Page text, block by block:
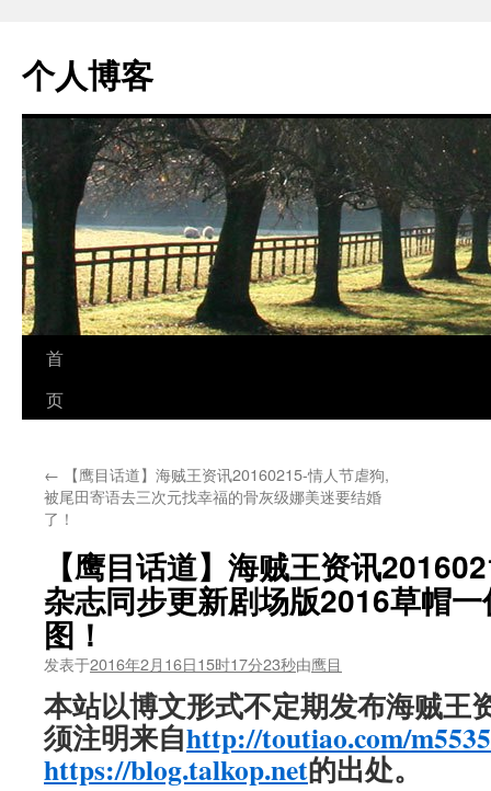
个人博客
跳
至
文
首
页
← 【鹰目话道】海贼王资讯20160215-情人节虐狗,
被尾田寄语去三次元找幸福的骨灰级娜美迷要结婚
了！
【鹰目话道】海贼王资讯
杂志同步更新剧场版2016草帽
图！
发表于2016年2月16日15时17分23秒由鹰目
本站以博文形式不定期发布海贼王
须注明来自http://toutiao.com/
https://blog.talkop.net的出处。